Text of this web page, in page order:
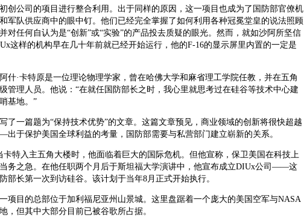
创公司的项目进行整合利用。出于同样的原因，这一项目也成为了国防部官僚机
军队供应商中的眼中钉。他们已经完全掌握了如何利用各种冠冕堂皇的说法照顾
对任何自认为是“创新”或“实验”的产品投去质疑的眼光。然而，就如沙阿所坚信
这样的机构早在几十年前就已经开始运行，他的F-16的显示屏里内置的一定是
什·卡特原是一位理论物理学家，曾在哈佛大学和麻省理工学院任教，并在五角
管理人员。他说：“在就任国防部长之时，我心里就思考过在硅谷等技术中心建
基地。”
了一篇题为“保持技术优势”的文章。这篇文章预见，商业领域的创新将很快超越
于保护美国全球利益的考量，国防部需要与私营部门建立崭新的关系。
卡特入主五角大楼时，他面临着巨大的国际危机。但他宣称，保卫美国在科技上
务之急。在他任职两个月后于斯坦福大学演讲中，他宣布成立DIUx公司——这
部长第一次到访硅谷。该计划于当年8月正式开始执行。
项目的总部位于加利福尼亚州山景城。这里盘踞着一个庞大的美国空军与NASA
，但其中大部分目前已被谷歌所占据。